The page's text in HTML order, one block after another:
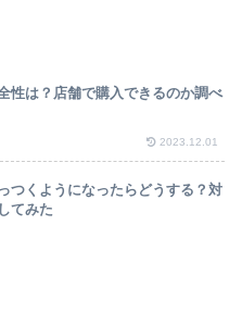
性は？店舗で購入できるのか調べ
2023.12.01
つくようになったらどうする？対
てみた